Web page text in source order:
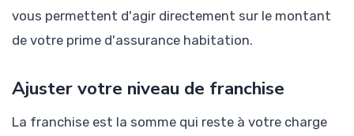
vous permettent d'agir directement sur le montant
de votre prime d'assurance habitation.
Ajuster votre niveau de franchise
La franchise est la somme qui reste à votre charge